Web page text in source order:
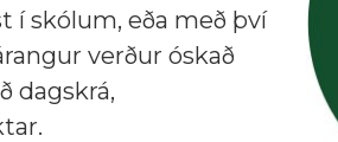
í skólum, eða með því
verður óskað
dagskrá,